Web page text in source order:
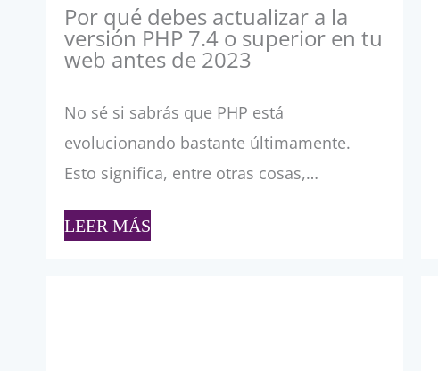
Por qué debes actualizar a la
versión PHP 7.4 o superior en tu
web antes de 2023
No sé si sabrás que PHP está
evolucionando bastante últimamente.
Esto significa, entre otras cosas,…
LEER MÁS